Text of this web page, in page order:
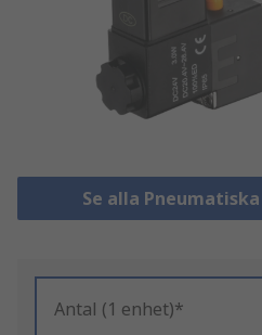
Se alla
Antal (1 enhet)*